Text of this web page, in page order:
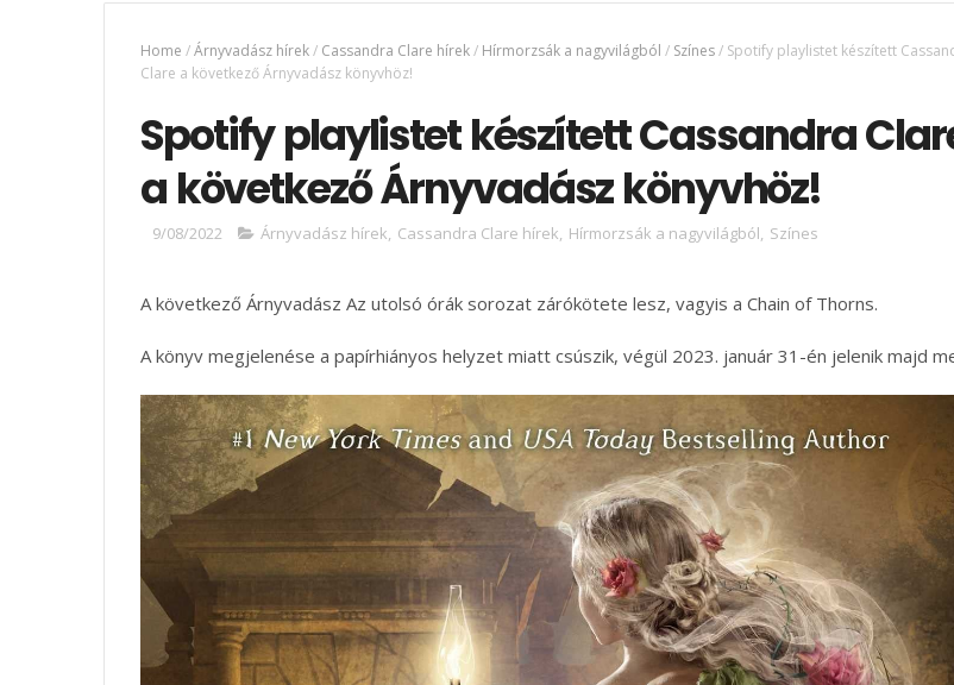
Home /Árnyvadász hírek/ Cassandra Clare hírek/ Hírmorzsák a nagyvilágból / Színes/ Spotify playlistet készített
Clare a következő Árnyvadász könyvhöz!
Spotify playlistet készített Cassandra
a következő Árnyvadász könyvhöz!
9/08/2022 Árnyvadász hírek, Cassandra Clare hírek, Hírmorzsák a nagyvilágból, Színes
A következő Árnyvadász Az utolsó órák sorozat zárókötete lesz, vagyis a Chain of Thorns.
A könyv megjelenése a papírhiányos helyzet miatt csúszik, végül 2023. január 31-én jelenik majd